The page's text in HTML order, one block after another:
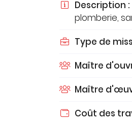
Recopier le code ci-
commerciales à l'adresse
désinscrire à tout moment en
 Description :
plomberie,
 Type de
 Maître
 Maître
 Coût des